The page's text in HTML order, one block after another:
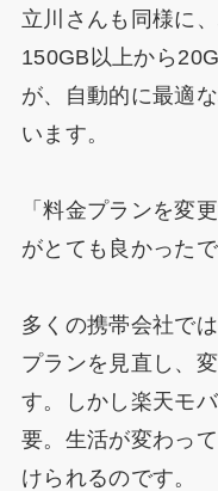
立川さんも同様に
150GB以上から
が、自動的に最適
います。
「料金プランを変
がとても良かったで
多くの携帯会社で
プランを見直し、
す。しかし楽天モ
要。生活が変わっ
けられるのです。